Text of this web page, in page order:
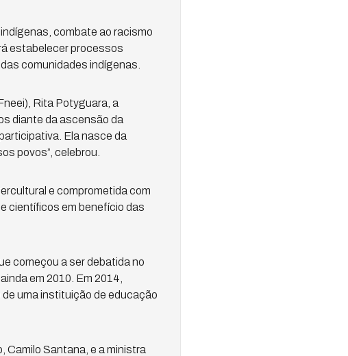
combate ao racismo
estabelecer processos
comunidades indígenas.
Rita Potyguara, a
diante da ascensão da
Ela nasce da
povos”, celebrou.
e comprometida com
científicos em benefício das
começou a ser debatida no
em 2010. Em 2014,
uma instituição de educação
Camilo Santana, e a ministra